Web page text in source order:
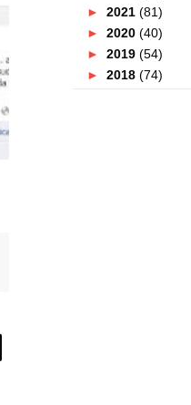
► 2021 (81)
► 2020 (40)
► 2019 (54)
► 2018 (74)